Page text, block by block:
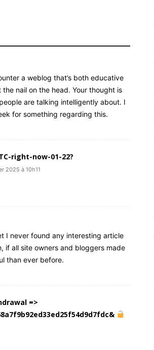
a weblog that’s both educative
nail on the head. Your thought is
are talking intelligently about. I
for something regarding this.
right-now-01-22?
2025 à 10h11
I never found any interesting article
if all site owners and bloggers made
than ever before.
=>